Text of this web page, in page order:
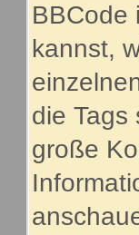
BBCode
kannst,
die Tags
große